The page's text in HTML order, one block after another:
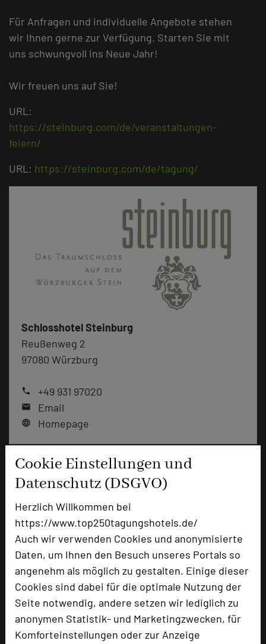
Cookie Einstellungen und
Datenschutz (DSGVO)
Herzlich Willkommen bei
https://www.top250tagungshotels.de/
Auch wir verwenden Cookies und anonymisierte
Daten, um Ihnen den Besuch unseres Portals so
angenehm als möglich zu gestalten. Einige dieser
Cookies sind dabei für die optimale Nutzung der
Seite notwendig, andere setzen wir lediglich zu
anonymen Statistik- und Marketingzwecken, für
Komforteinstellungen oder zur Anzeige
Für Anfragen und individuelle Angebote stehen
wir Ihnen gerne zur Verfügung. Starten Sie mit
uns schwungvoll ins Neue Jahr!
Wir freuen uns auf Sie!
URL:
https://steinburg.com/de/veranstaltungen-
feiern/
URL: https://steinburg.com/de/tagung/
Schlosshotel Steinburg
Reußenweg 2
97080 Würzburg
phone +49 931 97020
mail Email
language Homepage
zur Tagungsanfrage hinzufügen
Bewertung
Tagungsleiter
Tagungsteilnehmer
Hotel bewerten